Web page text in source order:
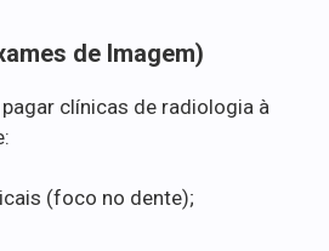
de Imagem)
clínicas de radiologia à
(foco no dente);